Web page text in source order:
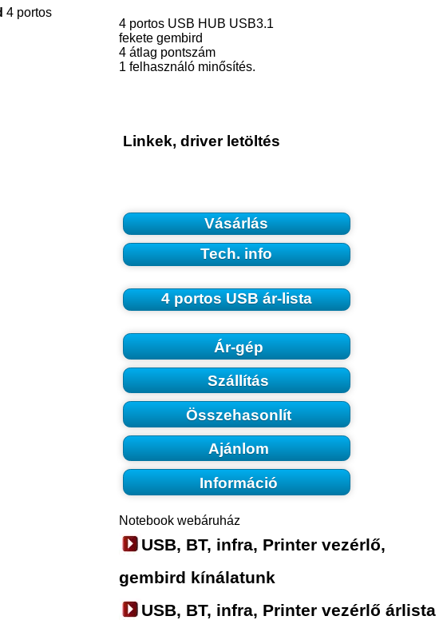
4 portos
4 portos USB HUB USB3.1
fekete gembird
4átlag pontszám
1 felhasználó minősítés.
Linkek, driver letöltés
Vásárlás
Tech. info
4 portos USB ár-lista
Ár-gép
Szállítás
Összehasonlít
Ajánlom
Információ
Notebook webáruház
USB, BT, infra, Printer vezérlő,
gembird kínálatunk
USB, BT, infra, Printer vezérlő árlista